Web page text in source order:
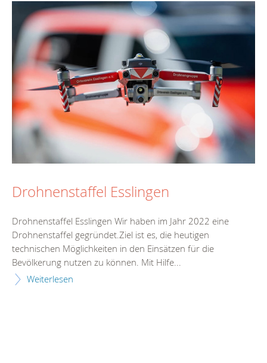
Drohnenstaffel Esslingen
Drohnenstaffel Esslingen Wir haben im Jahr 2022 eine
Drohnenstaffel gegründet.Ziel ist es, die heutigen
technischen Möglichkeiten in den Einsätzen für die
Bevölkerung nutzen zu können. Mit Hilfe...
Weiterlesen